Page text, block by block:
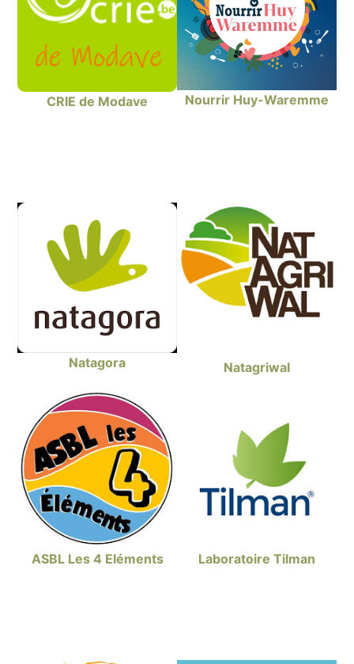
CRIE de Modave Nourrir Huy-Waremme
Natagora Natagriwal
ASBL Les 4 Eléments Laboratoire Tilman